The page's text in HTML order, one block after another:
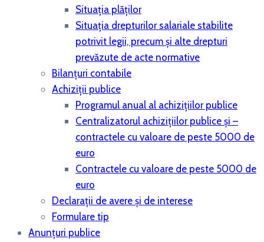
Situaţia plăţilor
Situaţia drepturilor salariale stabilite
potrivit legii, precum şi alte drepturi
prevăzute de acte normative
Bilanţuri contabile
Achiziţii publice
Programul anual al achiziţiilor publice
Centralizatorul achiziţiilor publice şi –
contractele cu valoare de peste 5000 de
euro
Contractele cu valoare de peste 5000 de
euro
Declaraţii de avere şi de interese
Formulare tip
Anunțuri publice